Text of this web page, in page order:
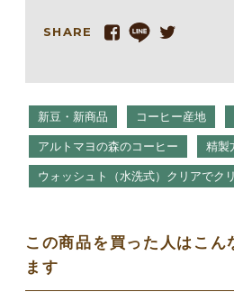
SHARE
新豆・新商品 コーヒー産地
アルトマヨの森のコーヒー 精製
ウォッシュト（水洗式）クリアでク
この商品を買った人はこん
ます